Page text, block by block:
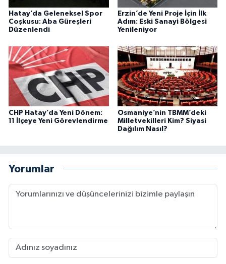
Hatay’da Geleneksel Spor
Coşkusu: Aba Güreşleri
Düzenlendi
Erzin’de Yeni Proje İçin İlk
Adım: Eski Sanayi Bölgesi
Yenileniyor
CHP Hatay’da Yeni Dönem:
11 İlçeye Yeni Görevlendirme
Osmaniye’nin TBMM’deki
Milletvekilleri Kim? Siyasi
Dağılım Nasıl?
Yorumlar